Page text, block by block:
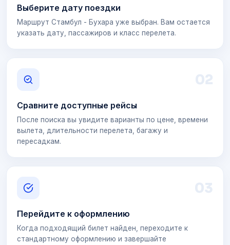
Выберите дату поездки
Маршрут Стамбул - Бухара уже выбран. Вам остается
указать дату, пассажиров и класс перелета.
02
Сравните доступные рейсы
После поиска вы увидите варианты по цене, времени
вылета, длительности перелета, багажу и
пересадкам.
03
Перейдите к оформлению
Когда подходящий билет найден, переходите к
стандартному оформлению и завершайте